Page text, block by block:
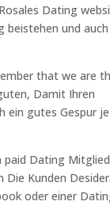
Dating
und
that we are
Damit Ihren
ein gutes Gespur je
Dating
Die Kunden
oder einer